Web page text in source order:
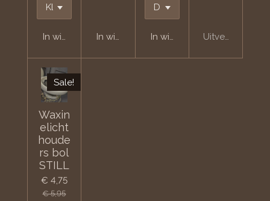
In winkelwagenIn winkelwagenIn winkelwagenUitverkocht
Sale!
Waxin
elicht
houde
rs bol
STILL
€ 4,75
€ 5,95